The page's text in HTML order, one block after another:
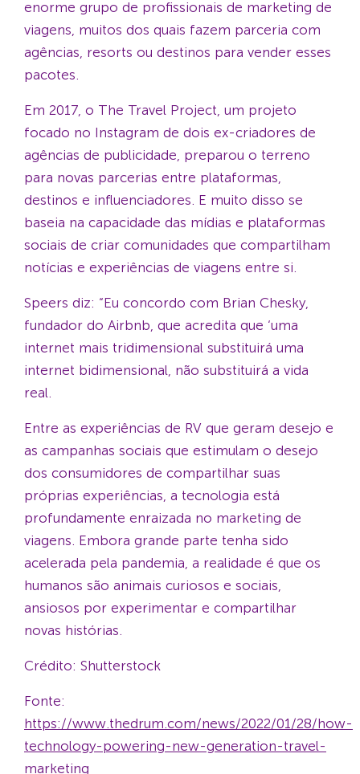
enorme grupo de profissionais de marketing de
viagens, muitos dos quais fazem parceria com
agências, resorts ou destinos para vender esses
pacotes.
Em 2017, o The Travel Project, um projeto
focado no Instagram de dois ex-criadores de
agências de publicidade, preparou o terreno
para novas parcerias entre plataformas,
destinos e influenciadores. E muito disso se
baseia na capacidade das mídias e plataformas
sociais de criar comunidades que compartilham
notícias e experiências de viagens entre si.
Speers diz: “Eu concordo com Brian Chesky,
fundador do Airbnb, que acredita que ‘uma
internet mais tridimensional substituirá uma
internet bidimensional, não substituirá a vida
real.
Entre as experiências de RV que geram desejo e
as campanhas sociais que estimulam o desejo
dos consumidores de compartilhar suas
próprias experiências, a tecnologia está
profundamente enraizada no marketing de
viagens. Embora grande parte tenha sido
acelerada pela pandemia, a realidade é que os
humanos são animais curiosos e sociais,
ansiosos por experimentar e compartilhar
novas histórias.
Crédito: Shutterstock
Fonte:
https://www.thedrum.com/news/2022/01/28/how-
technology-powering-new-generation-travel-
marketing